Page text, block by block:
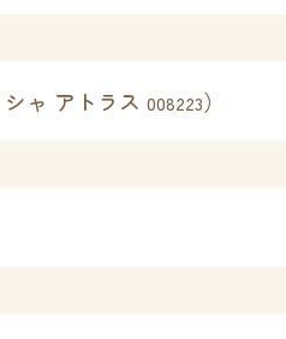
ャ アトラス 008223）